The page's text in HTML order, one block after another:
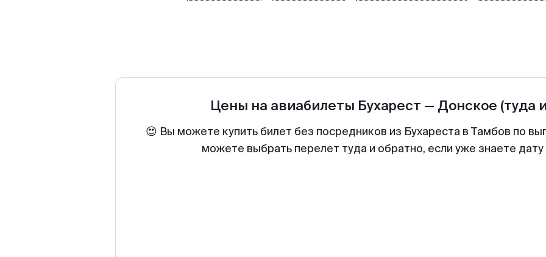
Цены на авиабилеты Бухарест — Донское (туда
😍 Вы можете купить билет без посредников из Бухареста в Тамбов по
можете выбрать перелет туда и обратно, если уже знаете